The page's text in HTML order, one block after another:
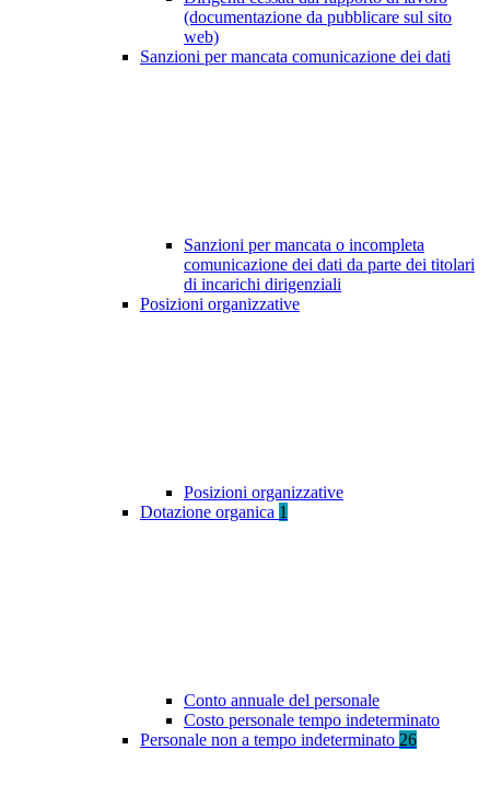
(documentazione da pubblicare sul sito
web)
Sanzioni per mancata comunicazione dei dati
Sanzioni per mancata o incompleta
comunicazione dei dati da parte dei titolari
di incarichi dirigenziali
Posizioni organizzative
Posizioni organizzative
Dotazione organica 1
Conto annuale del personale
Costo personale tempo indeterminato
Personale non a tempo indeterminato 26